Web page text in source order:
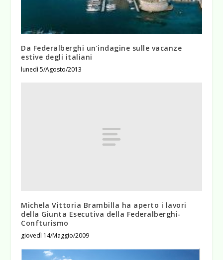
Da Federalberghi un’indagine sulle vacanze
estive degli italiani
lunedì 5/Agosto/2013
Michela Vittoria Brambilla ha aperto i lavori
della Giunta Esecutiva della Federalberghi-
Confturismo
giovedì 14/Maggio/2009